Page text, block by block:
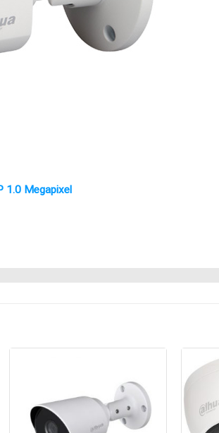
1.0 Megapixel